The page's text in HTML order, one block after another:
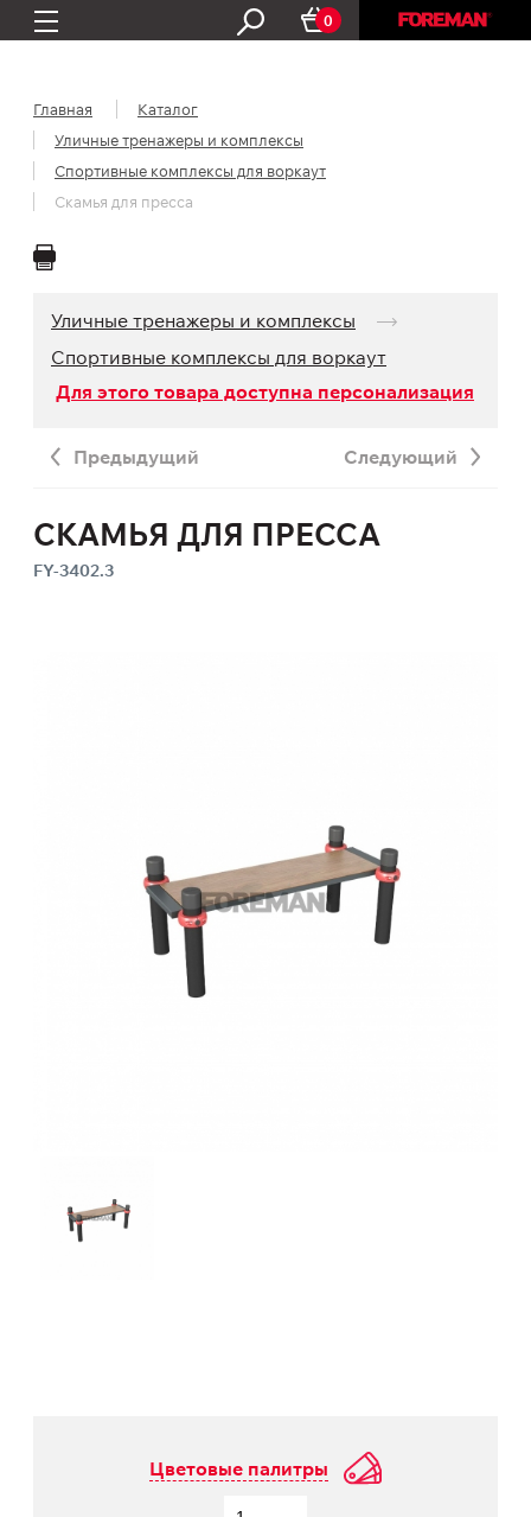
0
Главная
Каталог
Уличные тренажеры и комплексы
Спортивные комплексы для воркаут
Скамья для пресса
Уличные тренажеры и комплексы
Спортивные комплексы для воркаут
Для этого товара доступна персонализация
Предыдущий Следующий
СКАМЬЯ ДЛЯ ПРЕССА
FY-3402.3
Цветовые палитры